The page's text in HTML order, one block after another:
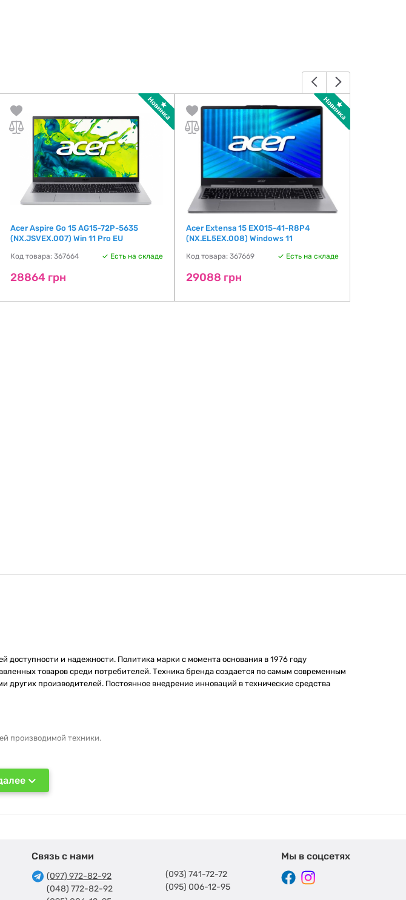
Acer Aspire Go 15 AG15-72P-5635
(NX.JSVEX.007) Win 11 Pro EU
Код товара: 367664 Есть на складе
28864 грн
Acer Extensa 15 EXO15-41-R8P4
(NX.EL5EX.008) Windows 11
Код товара: 367669 Есть на складе
29088 грн
доступности и надежности. Политика марки с момента основания в 1976 году
товаров среди потребителей. Техника бренда создается по самым современным
производителей. Постоянное внедрение инноваций в технические средства
производимой техники.
габаритами, диагональю и разрешением экрана, мощностью процессора и
или ПК.
благодаря собственной производительности и возможности апгрейда.
Связь с нами
(097) 972-82-92
(048) 772-82-92
(093) 741-72-72
(095) 006-12-95
Мы в соцсетях